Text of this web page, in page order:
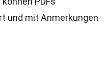
und mit Anmerkungen